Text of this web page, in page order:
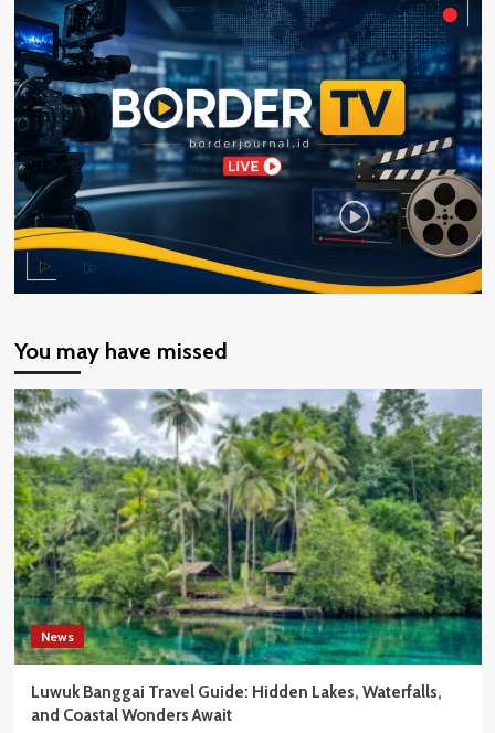
You may have missed
News
Luwuk Banggai Travel Guide: Hidden Lakes, Waterfalls,
and Coastal Wonders Await